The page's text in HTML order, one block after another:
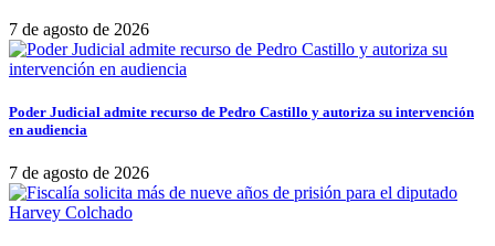
7 de agosto de 2026
Poder Judicial admite recurso de Pedro Castillo y autoriza su intervención
en audiencia
7 de agosto de 2026